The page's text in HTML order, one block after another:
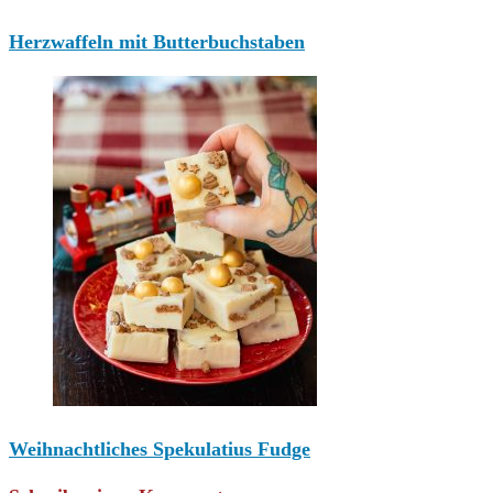
Herzwaffeln mit Butterbuchstaben
Weihnachtliches Spekulatius Fudge